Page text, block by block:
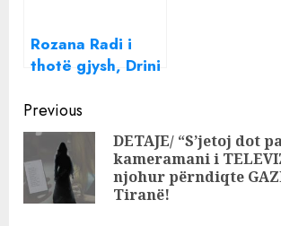
Rozana Radi i
thotë gjysh, Drini
Plak, plak, po e
kam flakë
Continue
Reading
Previous
DETAJE/ “S’jetoj dot
kameramani i
njohur përndiqte
Tiranë!